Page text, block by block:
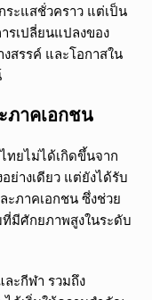
ระแสชั่วคราว แต่เป็น
รเปลี่ยนแปลงของ
สรรค์ และโอกาสใน
ภาคเอกชน
ทยไม่ได้เกิดขึ้นจาก
ย่างเดียว แต่ยังได้รับ
ะภาคเอกชน ซึ่งช่วย
มีศักยภาพสูงในระดับ
ละกีฬา รวมถึง